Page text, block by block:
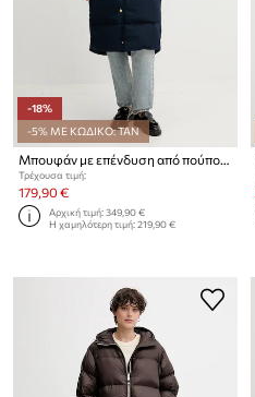
-18%
-5% ΜΕ ΚΩΔΙΚΟ: TAN
Μπουφάν με επένδυση από πούπουλα Tommy Hilfiger
Τρέχουσα τιμή:
179,90 €
Αρχική τιμή:349,90 €
Η χαμηλότερη τιμή:219,90 €